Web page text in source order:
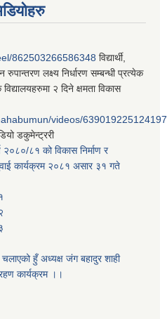
862503266586348 विद्यार्थी,
रुपान्तरण लक्ष्य निर्धारण सम्बन्धी प्रत्येक
२ दिने क्षमता विकास
videos/639019225124197
डकुमेन्ट्ररी
२०८०/८१ को विकास निर्माण र
कार्यक्रम २०८१ असार ३१ गते
चलाएको हुँ अध्यक्ष जंग बहादुर शाही
कार्यक्रम ।।